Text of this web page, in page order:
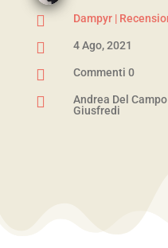
 Dampyr|
 4 Ago, 2021
 Commenti 0
 Andrea Del Campo
Giusfredi